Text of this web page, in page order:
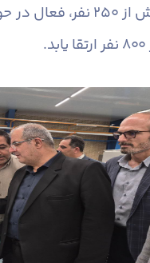
گفتنی است؛ مجموعه شرکت‌های اعلا ریس، ایران